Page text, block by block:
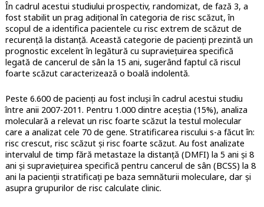
În cadrul acestui studiului prospectiv, randomizat, de fază 3, a
fost stabilit un prag adițional în categoria de risc scăzut, în
scopul de a identifica pacientele cu risc extrem de scăzut de
recurență la distanță. Această categorie de pacienți prezintă un
prognostic excelent în legătură cu supraviețuirea specifică
legată de cancerul de sân la 15 ani, sugerând faptul că riscul
foarte scăzut caracterizează o boală indolentă.
Peste 6.600 de pacienți au fost incluși în cadrul acestui studiu
între anii 2007-2011. Pentru 1.000 dintre aceștia (15%), analiza
moleculară a relevat un risc foarte scăzut la testul molecular
care a analizat cele 70 de gene. Stratificarea riscului s-a făcut în:
risc crescut, risc scăzut și risc foarte scăzut. Au fost analizate
intervalul de timp fără metastaze la distanță (DMFI) la 5 ani și 8
ani și supraviețuirea specifică pentru cancerul de sân (BCSS) la 8
ani la pacienții stratificați pe baza semnăturii moleculare, dar și
asupra grupurilor de risc calculate clinic.